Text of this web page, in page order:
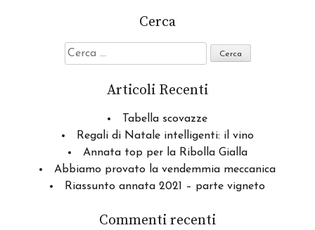
Cerca
Ricerca
per:
Articoli Recenti
Tabella scovazze
Regali di Natale intelligenti: il vino
Annata top per la Ribolla Gialla
Abbiamo provato la vendemmia meccanica
Riassunto annata 2021 – parte vigneto
Commenti recenti